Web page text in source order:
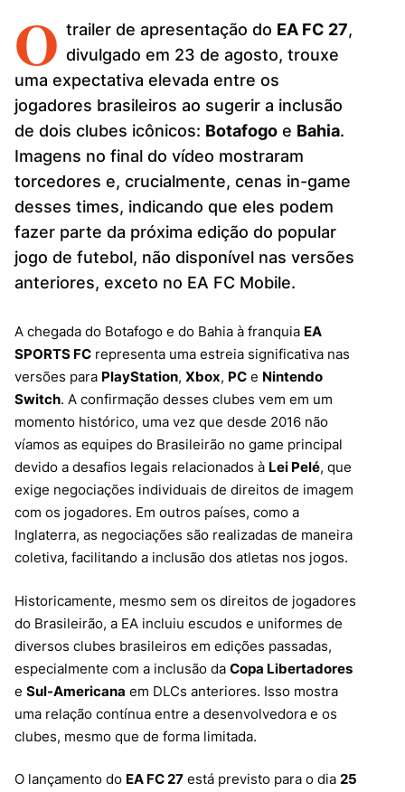
O trailer de apresentação do EA FC 27,
divulgado em 23 de agosto, trouxe
uma expectativa elevada entre os
jogadores brasileiros ao sugerir a inclusão
de dois clubes icônicos: Botafogo e Bahia.
Imagens no final do vídeo mostraram
torcedores e, crucialmente, cenas in-game
desses times, indicando que eles podem
fazer parte da próxima edição do popular
jogo de futebol, não disponível nas versões
anteriores, exceto no EA FC Mobile.
A chegada do Botafogo e do Bahia à franquia EA
SPORTS FC representa uma estreia significativa nas
versões para PlayStation, Xbox, PC e Nintendo
Switch. A confirmação desses clubes vem em um
momento histórico, uma vez que desde 2016 não
víamos as equipes do Brasileirão no game principal
devido a desafios legais relacionados à Lei Pelé, que
exige negociações individuais de direitos de imagem
com os jogadores. Em outros países, como a
Inglaterra, as negociações são realizadas de maneira
coletiva, facilitando a inclusão dos atletas nos jogos.
Historicamente, mesmo sem os direitos de jogadores
do Brasileirão, a EA incluiu escudos e uniformes de
diversos clubes brasileiros em edições passadas,
especialmente com a inclusão da Copa Libertadores
e Sul-Americana em DLCs anteriores. Isso mostra
uma relação contínua entre a desenvolvedora e os
clubes, mesmo que de forma limitada.
O lançamento do EA FC 27 está previsto para o dia 25